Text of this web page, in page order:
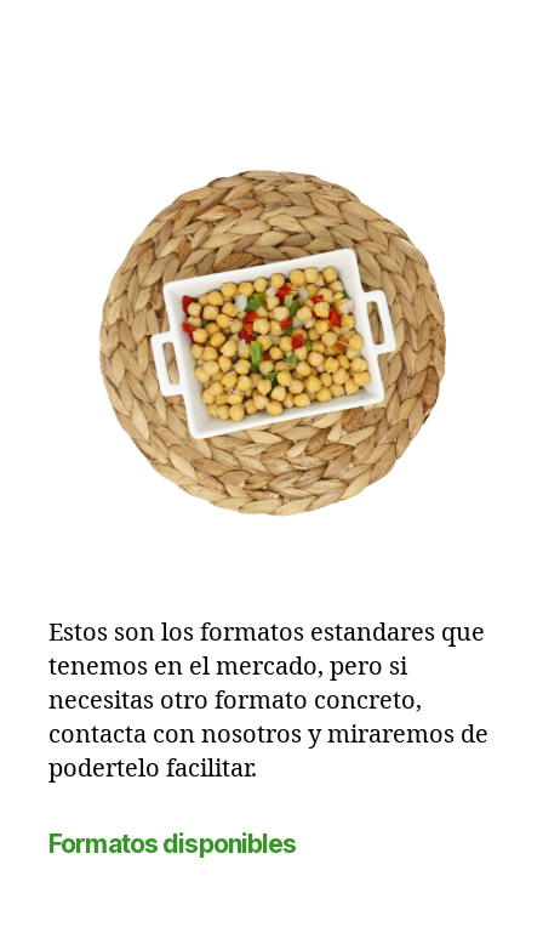
Estos son los formatos estandares que
tenemos en el mercado, pero si
necesitas otro formato concreto,
contacta con nosotros y miraremos de
podertelo facilitar.
Formatos disponibles